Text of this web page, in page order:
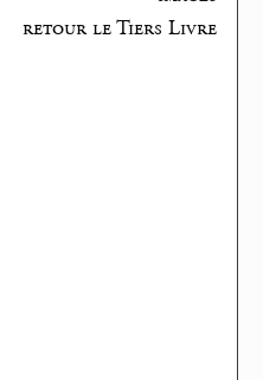
retour le Tiers Livre